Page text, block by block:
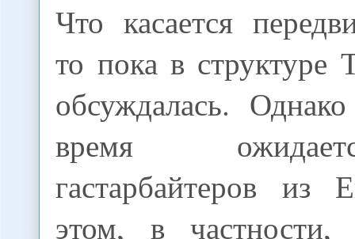
Что касается
то пока в структуре
обсуждалась.
время
гастарбайтеров из
этом, в